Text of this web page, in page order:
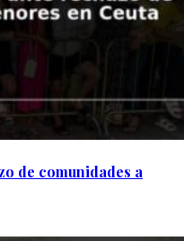
de comunidades a